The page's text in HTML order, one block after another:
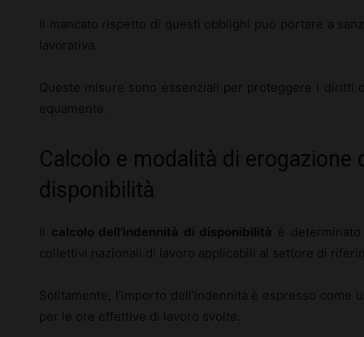
Il mancato rispetto di questi obblighi può portare a
lavorativa.
Queste misure sono essenziali per proteggere i diritti
equamente.
Calcolo e modalità di erogazione
disponibilità
calcolo dell’indennità di disponibilità è
collettivi nazionali di lavoro applicabili al settore di
Solitamente, l’importo dell’indennità è espresso
per le ore effettive di lavoro svolte.